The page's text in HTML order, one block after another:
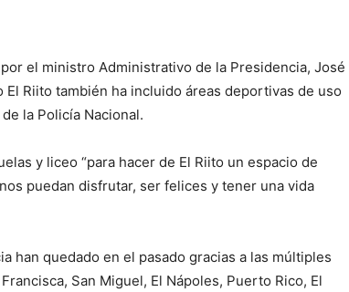
el ministro Administrativo de la Presidencia, José
Riito también ha incluido áreas deportivas de uso
la Policía Nacional.
y liceo “para hacer de El Riito un espacio de
puedan disfrutar, ser felices y tener una vida
han quedado en el pasado gracias a las múltiples
San Miguel, El Nápoles, Puerto Rico, El